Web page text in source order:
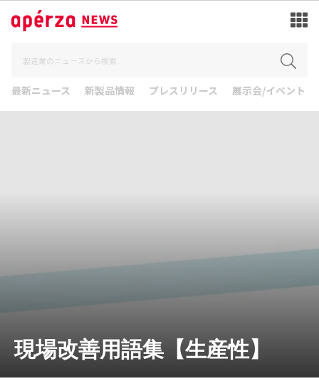
最新ニュース 新製品情報 プレスリリース 展示会/イベント
現場改善用語集【生産性】